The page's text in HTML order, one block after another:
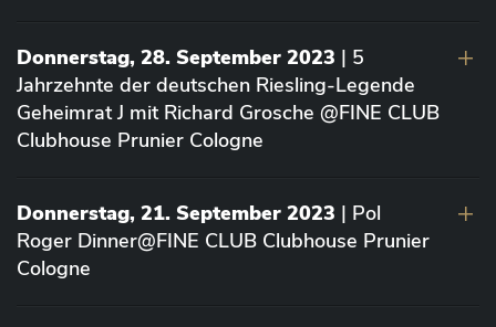
Donnerstag, 28. September 2023 | 5
Jahrzehnte der deutschen Riesling-Legende
Geheimrat J mit Richard Grosche @FINE CLUB
Clubhouse Prunier Cologne
Donnerstag, 21. September 2023 | Pol
Roger Dinner@FINE CLUB Clubhouse Prunier
Cologne